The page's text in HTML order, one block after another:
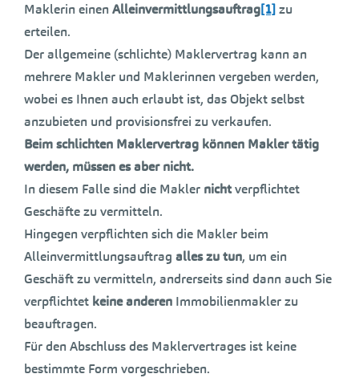
Maklerin einen Alleinvermittlungsauftrag[1]zu
erteilen.
Der allgemeine (schlichte) Maklervertrag kann an
mehrere Makler und Maklerinnen vergeben werden,
wobei es Ihnen auch erlaubt ist, das Objekt selbst
anzubieten und provisionsfrei zu verkaufen.
Beim schlichten Maklervertrag können Makler tätig
werden, müssen es aber nicht.
In diesem Falle sind die Makler nichtverpflichtet
Geschäfte zu vermitteln.
Hingegen verpflichten sich die Makler beim
Alleinvermittlungsauftrag alles zu tun, um ein
Geschäft zu vermitteln, andrerseits sind dann auch Sie
verpflichtet keine anderen Immobilienmakler zu
beauftragen.
Für den Abschluss des Maklervertrages ist keine
bestimmte Form vorgeschrieben.